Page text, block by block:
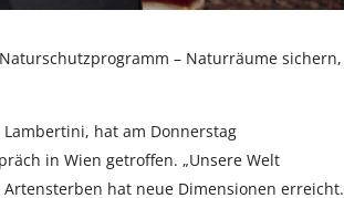
– Naturräume sichern,
Lambertini, hat am Donnerstag
in Wien getroffen. „Unsere Welt
hat neue Dimensionen erreicht.